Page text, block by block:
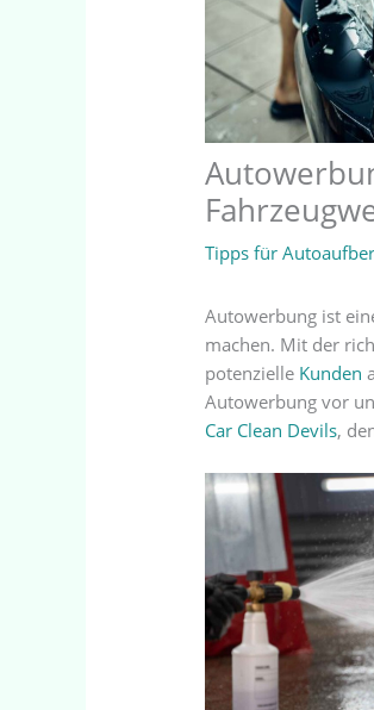
Tipps für
Autowerbung ist
machen. Mit der
potenzielle Kunden
Autowerbung vor
Car Clean Devils,